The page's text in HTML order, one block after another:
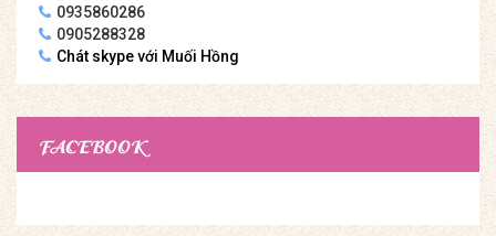
0935860286
0905288328
Chát skype với Muối Hồng
FACEBOOK